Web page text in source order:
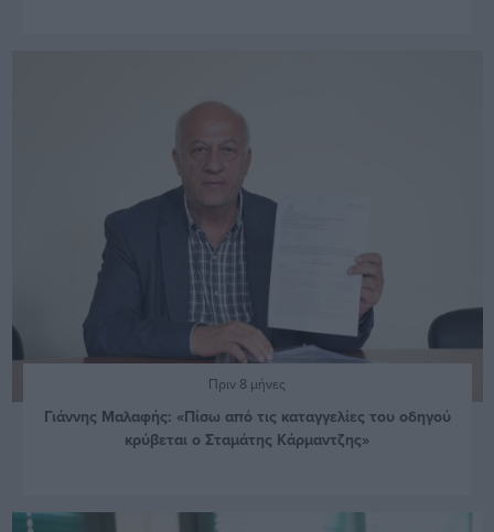
Πριν 8 μήνες
Γιάννης Μαλαφής: «Πίσω από τις καταγγελίες του οδηγού
κρύβεται ο Σταμάτης Κάρμαντζης»